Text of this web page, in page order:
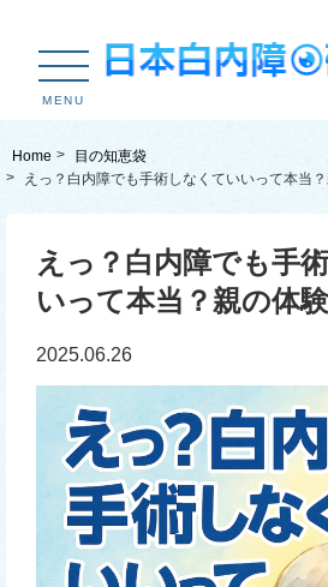
MENU
Home
目の知恵袋
えっ？白内障でも手術しなくていいって本当
えっ？白内障でも手
いって本当？親の体
2025.06.26